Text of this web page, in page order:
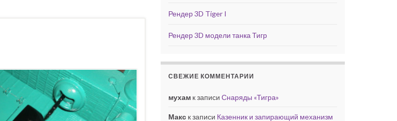
Рендер 3D Tiger I
Рендер 3D модели танка Тигр
СВЕЖИЕ КОММЕНТАРИИ
мухам к записи Снаряды «Тигра»
Макс к записи Казенник и запирающий механизм